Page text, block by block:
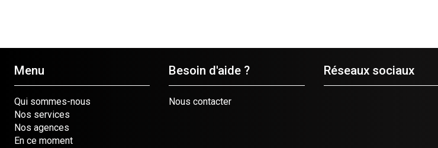
Menu
Qui sommes-nous
Nos services
Nos agences
En ce moment
Besoin d'aide ?
Nous contacter
Réseaux sociaux